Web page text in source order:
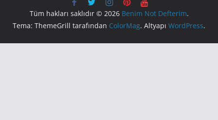
Tüm hakları saklıdır © 2026 Benim Not Defterim.
Tema: ThemeGrill tarafından ColorMag. Altyapı WordPress.